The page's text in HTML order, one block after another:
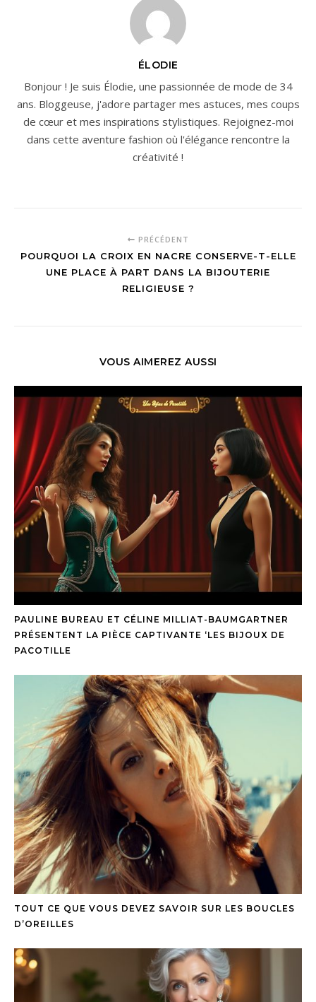
ÉLODIE
Bonjour ! Je suis Élodie, une passionnée de mode de 34
ans. Bloggeuse, j'adore partager mes astuces, mes coups
de cœur et mes inspirations stylistiques. Rejoignez-moi
dans cette aventure fashion où l'élégance rencontre la
créativité !
PRÉCÉDENT
POURQUOI LA CROIX EN NACRE CONSERVE-T-ELLE
UNE PLACE À PART DANS LA BIJOUTERIE
RELIGIEUSE ?
VOUS AIMEREZ AUSSI
PAULINE BUREAU ET CÉLINE MILLIAT-BAUMGARTNER
PRÉSENTENT LA PIÈCE CAPTIVANTE ‘LES BIJOUX DE
PACOTILLE
TOUT CE QUE VOUS DEVEZ SAVOIR SUR LES BOUCLES
D’OREILLES